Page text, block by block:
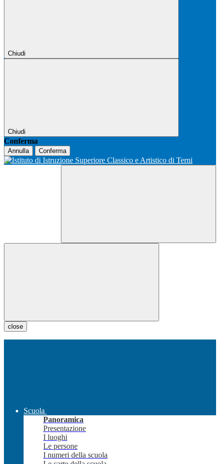
Chiudi
Chiudi
Conferma
Annulla Conferma
close
Scuola
Panoramica
Presentazione
I luoghi
Le persone
I numeri della scuola